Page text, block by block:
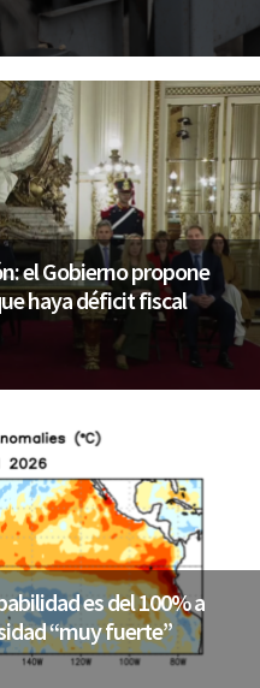
el Gobierno propone
haya déficit fiscal
es del 100% a
“muy fuerte”